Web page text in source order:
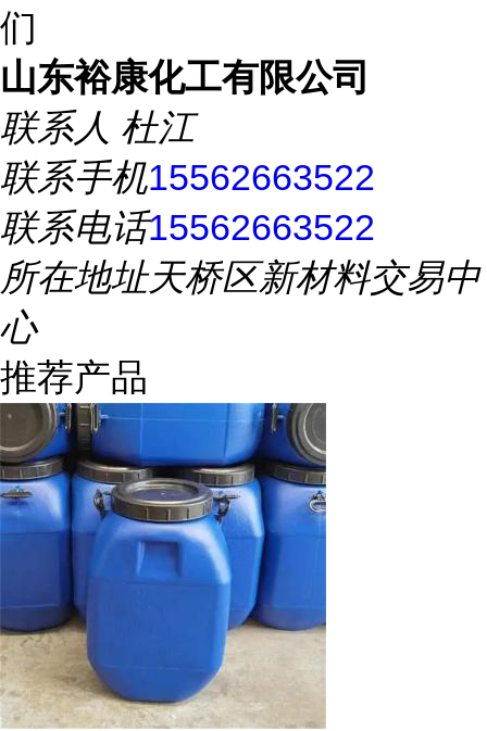
们
山东裕康化工有限公司
联系人 杜江
联系手机15562663522
联系电话15562663522
所在地址天桥区新材料交易中
心
推荐产品